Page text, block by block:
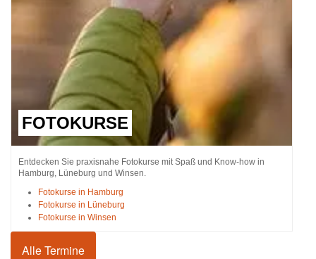
FOTOKURSE
Entdecken Sie praxisnahe Fotokurse mit Spaß und Know-how in
Hamburg, Lüneburg und Winsen.
Fotokurse in Hamburg
Fotokurse in Lüneburg
Fotokurse in Winsen
Alle Termine